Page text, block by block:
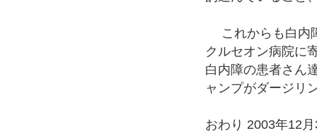
これからも白内
クルセオン病院に
白内障の患者さん
ャンプがダージリ
おわり 2003年12